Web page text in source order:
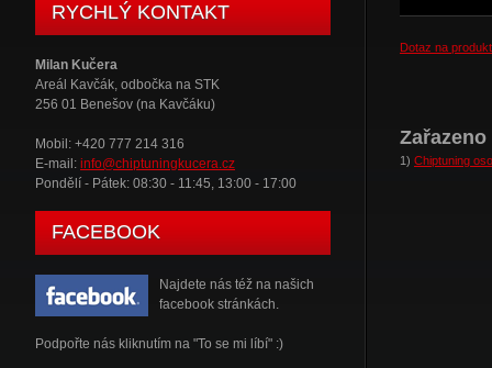
RYCHLÝ KONTAKT
Milan Kučera
Areál Kavčák, odbočka na STK
256 01 Benešov (na Kavčáku)
Mobil: +420 777 214 316
E-mail: info@chiptuningkucera.cz
Pondělí - Pátek: 08:30 - 11:45, 13:00 - 17:00
FACEBOOK
Najdete nás též na našich
facebook stránkách.
Podpořte nás kliknutím na "To se mi líbí" :)
Dotaz na produkt
1) Chiptuning